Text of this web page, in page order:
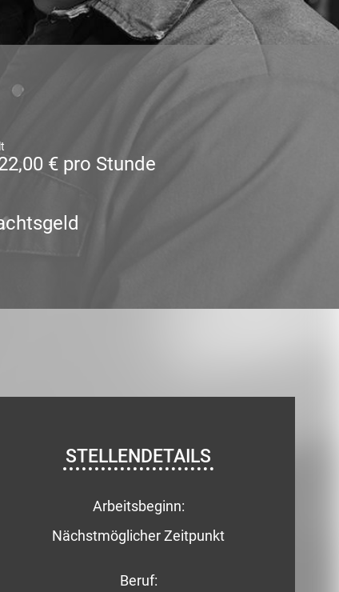
€ pro Stunde
STELLENDETAILS
Arbeitsbeginn:
Nächstmöglicher Zeitpunkt
Beruf: